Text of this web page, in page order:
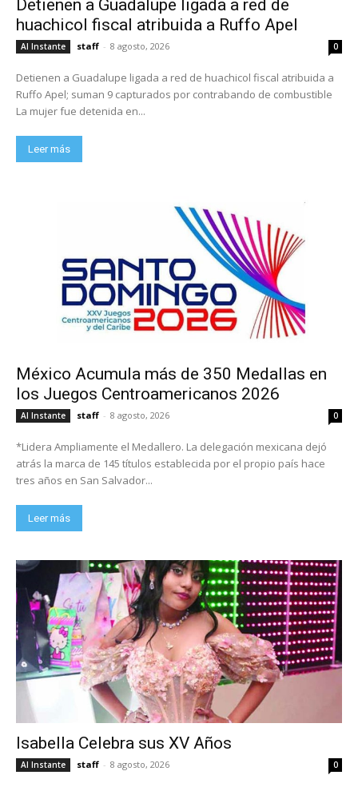
Detienen a Guadalupe ligada a red de
huachicol fiscal atribuida a Ruffo Apel
Al Instante staff - 8 agosto, 2026 0
Detienen a Guadalupe ligada a red de huachicol fiscal atribuida a
Ruffo Apel; suman 9 capturados por contrabando de combustible
La mujer fue detenida en...
Leer más
México Acumula más de 350 Medallas en
los Juegos Centroamericanos 2026
Al Instante staff - 8 agosto, 2026 0
*Lidera Ampliamente el Medallero. La delegación mexicana dejó
atrás la marca de 145 títulos establecida por el propio país hace
tres años en San Salvador...
Leer más
Isabella Celebra sus XV Años
Al Instante staff - 8 agosto, 2026 0